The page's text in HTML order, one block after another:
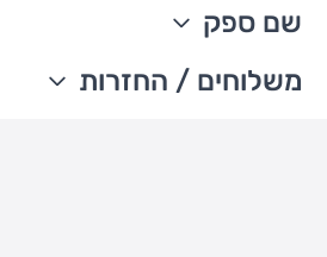
כפתרה קדמית
כיס קדמי עם משקפיים רקומים
סיומת ריב סרוג איכותי בצוואר
דוגמת לוויתנים
100% כותנה
ניתן לכבס במכונת כביסה
שם ספק
The William Carter's company
משלוחים / החזרות